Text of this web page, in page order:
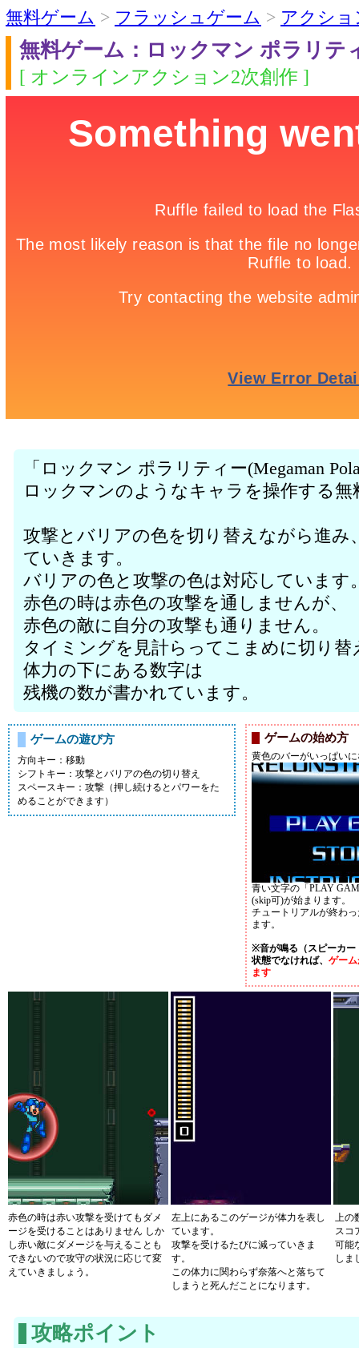
無料ゲーム > フラッシュゲーム > アクショ
無料ゲーム：ロックマン ポラリテ
[ オンラインアクション2次創作 ]
「ロックマン ポラリティー(Megaman
ロックマンのようなキャラを操作する
攻撃とバリアの色を切り替えながら進み
ていきます。
バリアの色と攻撃の色は対応しています
赤色の時は赤色の攻撃を通しませんが、
赤色の敵に自分の攻撃も通りません。
タイミングを見計らってこまめに切り
体力の下にある数字は
残機の数が書かれています。
ゲームの遊び方
方向キー：移動
シフトキー：攻撃とバリアの色の切り替え
スペースキー：攻撃（押し続けるとパワーをた
めることができます）
ゲームの始め方
黄色のバーがいっぱい
青い文字の「PLAY
(skip可)が始まります。
チュートリアルが終わ
ます。
※音が鳴る（スピーカー
状態でなければ、 ゲー
ます
赤色の時は赤い攻撃を受けてもダメ
ージを受けることはありません しか
し赤い敵にダメージを与えることも
できないので攻守の状況に応じて変
えていきましょう。
左上にあるこのゲージが体力を表し
ています。
攻撃を受けるたびに減っていきま
す。
この体力に関わらず奈落へと落ちて
しまうと死んだことになります。
上の
スコ
可能
しま
攻略ポイント